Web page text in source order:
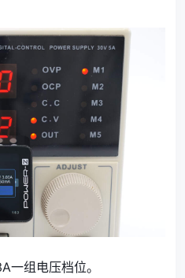
一组电压档位。